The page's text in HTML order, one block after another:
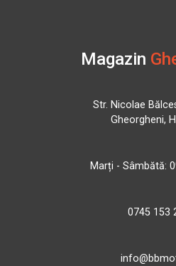
Magazin
Str. Nicolae
Gheorgheni,
Marți - Sâmbătă:
0745 153